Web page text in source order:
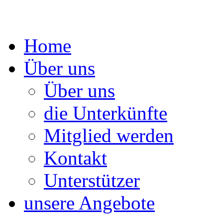
Springe
zum
Home
Über uns
Über uns
die Unterkünfte
Mitglied werden
Kontakt
Unterstützer
unsere Angebote